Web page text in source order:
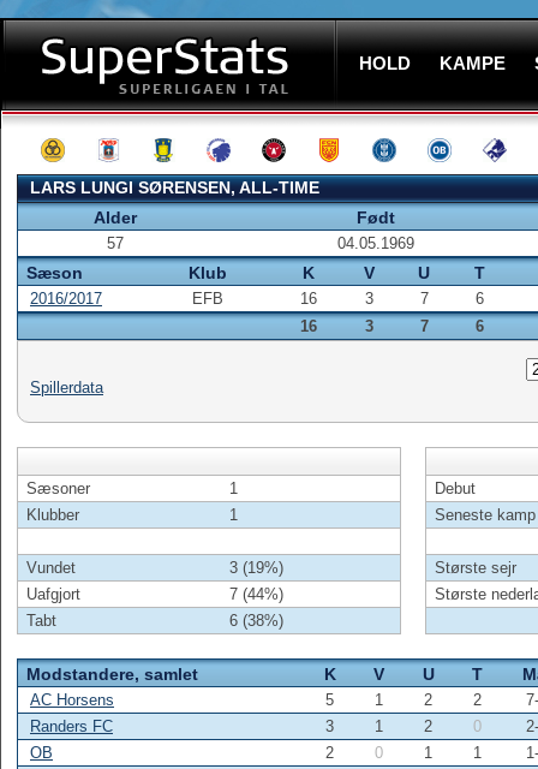
HOLD KAMPE
LARS LUNGI SØRENSEN, ALL-TIME
Alder
Født
57 04.05.1969
Sæson Klub K V U T
2016/2017 EFB 16 3 7
6
16
3 7 6
Spillerdata
Sæsoner
1
Klubber
1
Vundet
3 (19%)
Uafgjort
7 (44%)
Tabt
6 (38%)
Debut
Seneste kamp
Største sejr
Største
Modstandere, samlet K V U T
AC Horsens 5 1 2 2
Randers FC
3 1 2 0
OB
2 0 1 1